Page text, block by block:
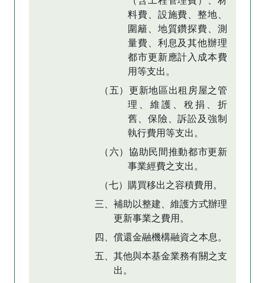
料費、設施費、整地、
圍籬、地質鑽探費、測
量費、利息及其他辦理
都市更新應計入成本費
用等支出。
（五）更新地區出租房屋之管
理、維護、稅捐、折
舊、保險、訴訟及強制
執行費用等支出。
（六）協助民間推動都市更新
事業經費之支出。
（七）購買移出之容積費用。
三、補助以整建、維護方式辦理
更新事業之費用。
四、償還金融機構融資之本息。
五、其他與本基金業務有關之支
出。